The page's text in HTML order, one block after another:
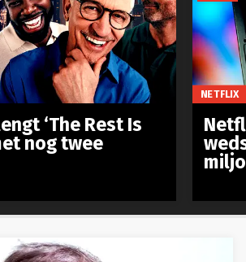
‘The Rest Is
nog twee
NETFLIX